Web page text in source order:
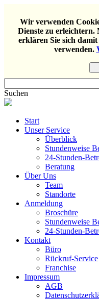
Wir verwenden
Dienste zu
erklären Sie sich
verwenden.
Suchen
Start
Unser Service
Überblick
Stundenweise
24-Stunden-
Beratung
Über Uns
Team
Standorte
Anmeldung
Broschüre
Stundenweise
24-Stunden-
Kontakt
Büro
Rückruf-Service
Franchise
Impressum
AGB